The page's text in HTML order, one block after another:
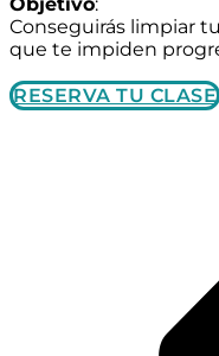
Conseguirás limpiar
que te impiden
RESERVA TU CLASE